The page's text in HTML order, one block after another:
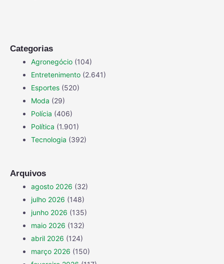
Categorias
Agronegócio (104)
Entretenimento (2.641)
Esportes (520)
Moda (29)
Polícia (406)
Política (1.901)
Tecnologia (392)
Arquivos
agosto 2026 (32)
julho 2026 (148)
junho 2026 (135)
maio 2026 (132)
abril 2026 (124)
março 2026 (150)